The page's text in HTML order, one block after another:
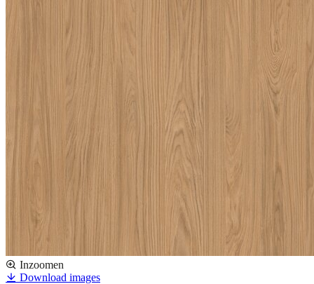
Inzoomen
Download images